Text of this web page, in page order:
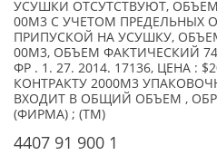
УСУШКИ ОТСУТСТВУЮТ,
00М3 С УЧЕТОМ ПРЕДЕЛЬНЫХ
ПРИПУСКОЙ НА УСУШКУ,
00М3, ОБЪЕМ ФАКТИЧЕСКИЙ
ФР . 1. 27. 2014. 17136, ЦЕНА :
КОНТРАКТУ 2000М3
ВХОДИТ В ОБЩИЙ ОБЪЕМ ,
(ФИРМА) ; (TM)
4407 91 900 1